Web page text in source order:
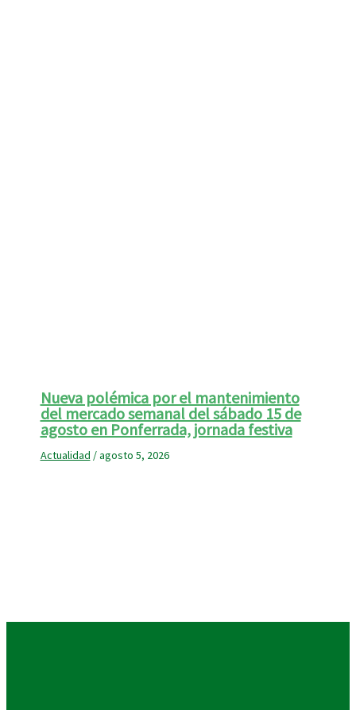
Nueva polémica por el mantenimiento
del mercado semanal del sábado 15 de
agosto en Ponferrada, jornada festiva
Actualidad /agosto 5, 2026